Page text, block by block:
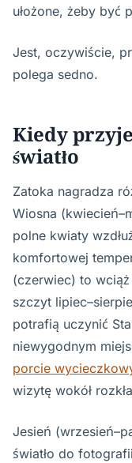
ułożone, żeby być
Jest, oczywiście,
polega sedno.
Kiedy
światło
Zatoka nagradza
Wiosna
polne kwiaty
komfortowej
(czerwiec) to wciąż
szczyt
potrafią uczynić
niewygodnym
porcie
wizytę wokół
Jesień
światło do